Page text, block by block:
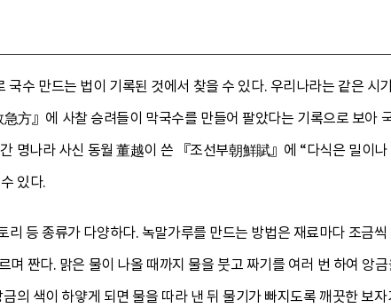
수 만드는 법이 기록된 것에서 찾을 수 있다. 우리나라는 같은 시
方』에 사찰 승려들이 막국수를 만들어 팔았다는 기록으로 보아
명나라 사신 동월 董越이 쓴 『조선부朝鮮賦』에 “다식은 밀이
있다.
등 종류가 다양하다. 녹말가루를 만드는 방법은 재료마다 조금
짠다. 맑은 물이 나올 때까지 물을 붓고 짜기를 여러 번 하여 앙
의 색이 하얗게 되면 물을 따라 낸 뒤 물기가 빠지도록 깨끗한 보